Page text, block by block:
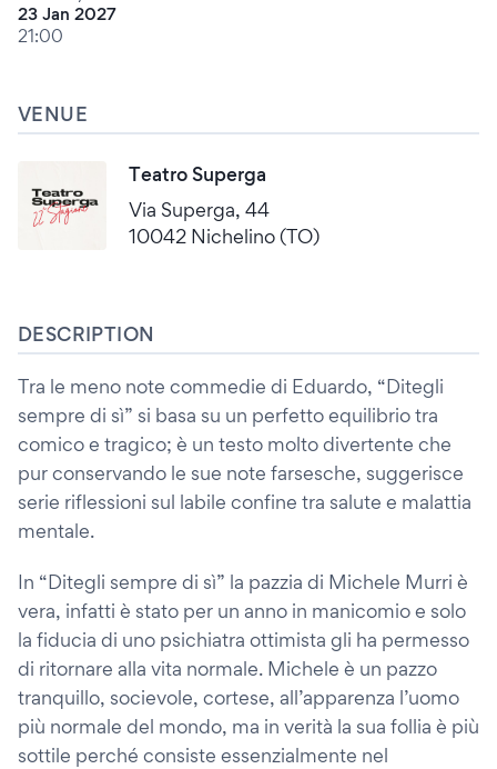
23 Jan 2027
21:00
VENUE
Teatro Superga
Via Superga, 44
10042 Nichelino (TO)
DESCRIPTION
Tra le meno note commedie di Eduardo, “Ditegli
sempre di sì” si basa su un perfetto equilibrio tra
comico e tragico; è un testo molto divertente che
pur conservando le sue note farsesche, suggerisce
serie riflessioni sul labile confine tra salute e malattia
mentale.
In “Ditegli sempre di sì” la pazzia di Michele Murri è
vera, infatti è stato per un anno in manicomio e solo
la fiducia di uno psichiatra ottimista gli ha permesso
di ritornare alla vita normale. Michele è un pazzo
tranquillo, socievole, cortese, all’apparenza l’uomo
più normale del mondo, ma in verità la sua follia è più
sottile perché consiste essenzialmente nel